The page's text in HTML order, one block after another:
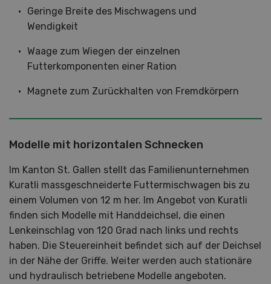
Geringe Breite des Mischwagens und
Wendigkeit
Waage zum Wiegen der einzelnen
Futterkomponenten einer Ration
Magnete zum Zurückhalten von Fremdkörpern
Modelle mit horizontalen Schnecken
Im Kanton St. Gallen stellt das Familienunternehmen
Kuratli massgeschneiderte Futtermischwagen bis zu
einem Volumen von 12 m her. Im Angebot von Kuratli
finden sich Modelle mit Handdeichsel, die einen
Lenkeinschlag von 120 Grad nach links und rechts
haben. Die Steuereinheit befindet sich auf der Deichsel
in der Nähe der Griffe. Weiter werden auch stationäre
und hydraulisch betriebene Modelle angeboten.